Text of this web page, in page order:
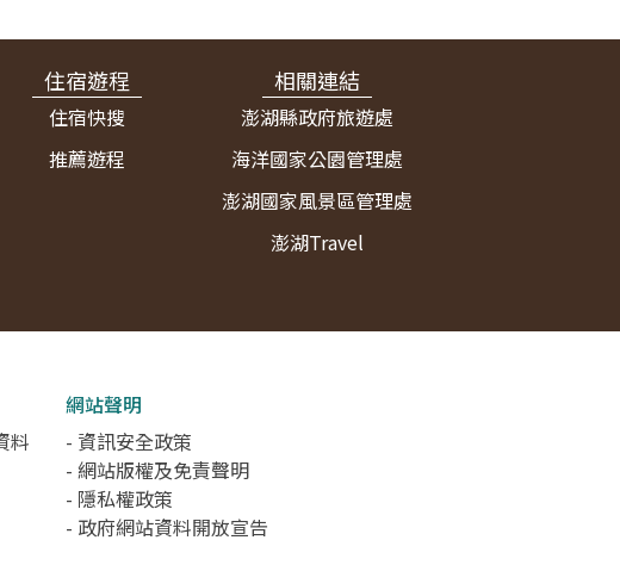
住宿遊程
住宿快搜
推薦遊程
相關連結
澎湖縣政府旅遊處
海洋國家公園管理處
澎湖國家風景區管理處
澎湖Travel
料
網站聲明
- 資訊安全政策
- 網站版權及免責聲明
- 隱私權政策
- 政府網站資料開放宣告